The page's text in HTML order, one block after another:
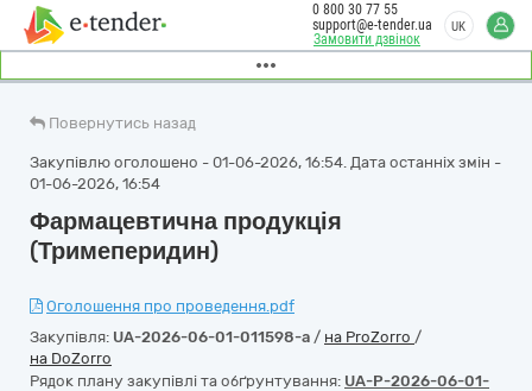
Замовити дзвінок
0 800 30 77 55
support@e-tender.ua
UK
Повернутись назад
Закупівлю оголошено - 01-06-2026, 16:54. Дата останніх змін -
01-06-2026, 16:54
Фармацевтична продукція
(Тримеперидин)
Оголошення про проведення.pdf
Закупівля: UA-2026-06-01-011598-a / на ProZorro /
на DoZorro
Рядок плану закупівлі та обґрунтування: UA-P-2026-06-01-